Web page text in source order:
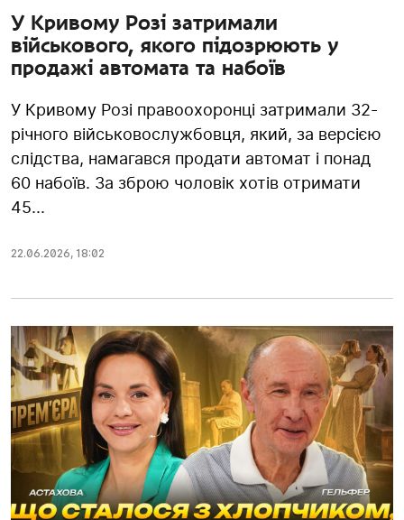
У Кривому Розі затримали
військового, якого підозрюють у
продажі автомата та набоїв
У Кривому Розі правоохоронці затримали 32-
річного військовослужбовця, який, за версією
слідства, намагався продати автомат і понад
60 набоїв. За зброю чоловік хотів отримати
45...
22.06.2026, 18:02